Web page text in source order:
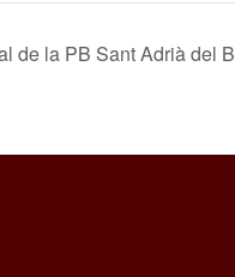
de la PB Sant Adrià del